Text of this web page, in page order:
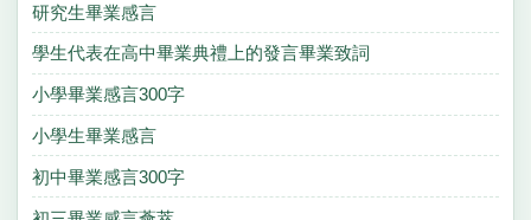
研究生畢業感言
學生代表在高中畢業典禮上的發言畢業致詞
小學畢業感言300字
小學生畢業感言
初中畢業感言300字